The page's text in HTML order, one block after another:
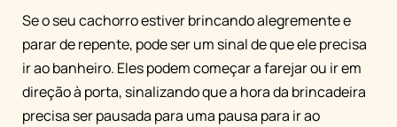
Se o seu cachorro estiver brincando alegremente e
parar de repente, pode ser um sinal de que ele precisa
ir ao banheiro. Eles podem começar a farejar ou ir em
direção à porta, sinalizando que a hora da brincadeira
precisa ser pausada para uma pausa para ir ao